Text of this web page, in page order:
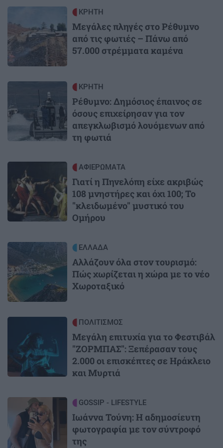
ΚΡΗΤΗ
Μεγάλες πληγές στο Ρέθυμνο
από τις φωτιές – Πάνω από
57.000 στρέμματα καμένα
ΚΡΗΤΗ
Ρέθυμνο: Δημόσιος έπαινος σε
όσους επιχείρησαν για τον
απεγκλωβισμό λουόμενων από
τη φωτιά
ΑΦΙΕΡΩΜΑΤΑ
Γιατί η Πηνελόπη είχε ακριβώς
108 μνηστήρες και όχι 100; Το
"κλειδωμένο" μυστικό του
Ομήρου
ΕΛΛΑΔΑ
Αλλάζουν όλα στον τουρισμό:
Πώς χωρίζεται η χώρα με το νέο
Χωροταξικό
ΠΟΛΙΤΙΣΜΟΣ
Μεγάλη επιτυχία για το Φεστιβάλ
"ΖΟΡΜΠΑΣ": Ξεπέρασαν τους
2.000 οι επισκέπτες σε Ηράκλειο
και Μυρτιά
GOSSIP - LIFESTYLE
Ιωάννα Τούνη: Η αδημοσίευτη
φωτογραφία με τον σύντροφό
της